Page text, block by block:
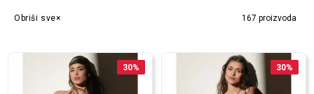
167 proizvoda
Obriši sve
30% 30%